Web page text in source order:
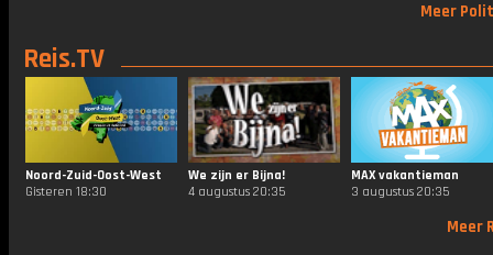
Meer
Reis.TV
Noord-Zuid-Oost-West
Gisteren 18:30
We zijn er Bijna!
4 augustus 20:35
MAX vakantieman
3 augustus 20:35
Meer